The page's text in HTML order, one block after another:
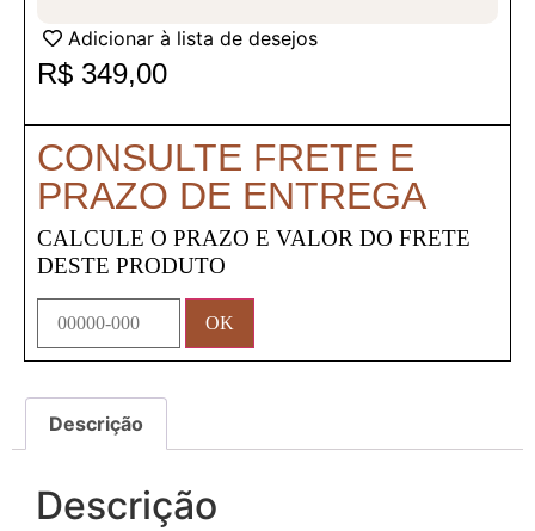
Adicionar à lista de desejos
R$ 349,00
CONSULTE FRETE E
PRAZO DE ENTREGA
CALCULE O PRAZO E VALOR DO FRETE
DESTE PRODUTO
Descrição
Descrição